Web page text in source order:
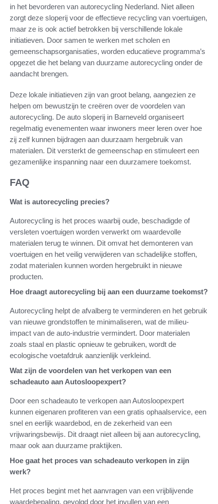
in het bevorderen van autorecycling Nederland. Niet alleen
zorgt deze sloperij voor de effectieve recycling van voertuigen,
maar ze is ook actief betrokken bij verschillende lokale
initiatieven. Door samen te werken met scholen en
gemeenschapsorganisaties, worden educatieve programma’s
opgezet die het belang van duurzame autorecycling onder de
aandacht brengen.
Deze lokale initiatieven zijn van groot belang, aangezien ze
helpen om bewustzijn te creëren over de voordelen van
autorecycling. De auto sloperij in Barneveld organiseert
regelmatig evenementen waar inwoners meer leren over hoe
zij zelf kunnen bijdragen aan duurzaam hergebruik van
materialen. Dit versterkt de gemeenschap en stimuleert een
gezamenlijke inspanning naar een duurzamere toekomst.
FAQ
Wat is autorecycling precies?
Autorecycling is het proces waarbij oude, beschadigde of
versleten voertuigen worden verwerkt om waardevolle
materialen terug te winnen. Dit omvat het demonteren van
voertuigen en het veilig verwijderen van schadelijke stoffen,
zodat materialen kunnen worden hergebruikt in nieuwe
producten.
Hoe draagt autorecycling bij aan een duurzame toekomst?
Autorecycling helpt de afvalberg te verminderen en het gebruik
van nieuwe grondstoffen te minimaliseren, wat de milieu-
impact van de auto-industrie vermindert. Door materialen
zoals staal en plastic opnieuw te gebruiken, wordt de
ecologische voetafdruk aanzienlijk verkleind.
Wat zijn de voordelen van het verkopen van een
schadeauto aan Autosloopexpert?
Door een schadeauto te verkopen aan Autosloopexpert
kunnen eigenaren profiteren van een gratis ophaalservice, een
snel en eerlijk waardebod, en de zekerheid van een
vrijwaringsbewijs. Dit draagt niet alleen bij aan autorecycling,
maar ook aan duurzame praktijken.
Hoe gaat het proces van schadeauto verkopen in zijn
werk?
Het proces begint met het aanvragen van een vrijblijvende
waardebepaling, gevolgd door het invullen van een